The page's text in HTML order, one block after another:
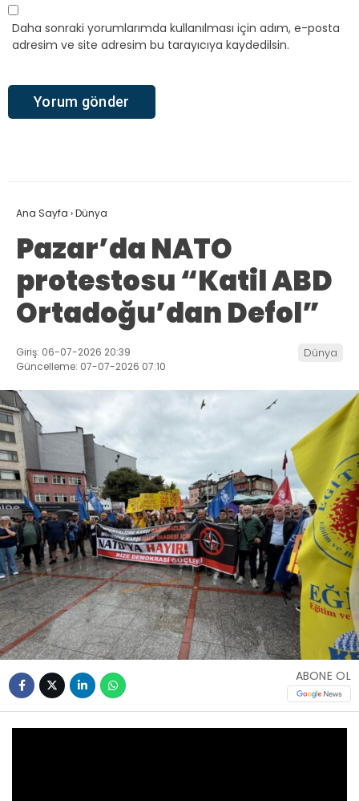
Daha sonraki yorumlarımda kullanılması için adım, e-posta
adresim ve site adresim bu tarayıcıya kaydedilsin.
Ana Sayfa ›Dünya
Pazar’da NATO
protestosu “Katil ABD
Ortadoğu’dan Defol”
Giriş: 06-07-2026 20:39
Güncelleme: 07-07-2026 07:10
Dünya
ABONE OL